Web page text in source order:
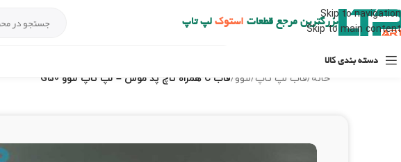
Skip to navigation
Skip to main content
بزرگترین مرجع قطعات استوک لپ تاپ
دسته بندی کالا
خانه /قاب لپ تاپ/لنوو/قاب C همراه تاچ پد موس – لپ تاپ لنوو G50